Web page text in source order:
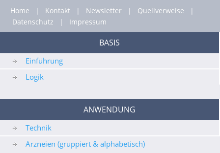
Home | Kontakt| Newsletter| Quellverweise |
Datenschutz | Impressum
BASIS
Einführung
Logik
ANWENDUNG
Technik
Arzneien (gruppiert & alphabetisch)